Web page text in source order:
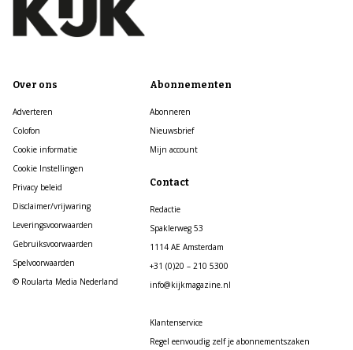
Over ons
Adverteren
Colofon
Cookie informatie
Cookie Instellingen
Privacy beleid
Disclaimer/vrijwaring
Leveringsvoorwaarden
Gebruiksvoorwaarden
Spelvoorwaarden
© Roularta Media Nederland
Abonnementen
Abonneren
Nieuwsbrief
Mijn account
Contact
Redactie
Spaklerweg 53
1114 AE Amsterdam
+31 (0)20 – 210 5300
info@kijkmagazine.nl
Klantenservice
Regel eenvoudig zelf je abonnementszaken